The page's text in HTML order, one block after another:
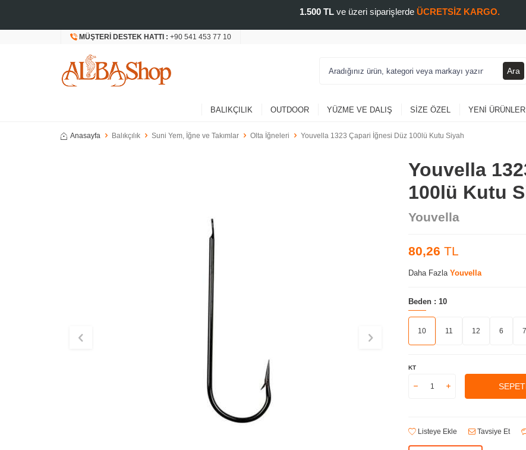
1.500 TLve üzeri siparişlerde ÜCRETSİZ KARGO.
MÜŞTERI DESTEK HATTI : +90 541 453 77 10
Ara
BALIKÇILIK OUTDOOR YÜZME VE DALIŞ SIZE ÖZEL YENI ÜRÜNLER
Anasayfa Balıkçılık Suni Yem, İğne ve Takımlar Olta İğneleri Youvella 1323 Çapari İğnesi Düz 100lü Kutu Siyah
Youvella
100lü Kutu
Youvella
80,26 TL
Daha Fazla Youvella
Beden : 10
10 11 12 6 7
KT
Listeye Ekle Tavsiye Et